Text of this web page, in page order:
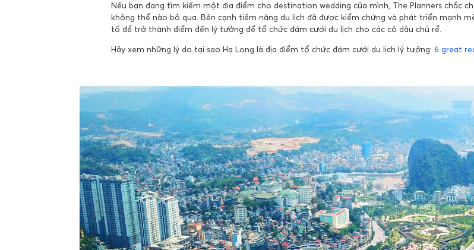
Nếu bạn đang tìm kiếm một địa điểm cho destination wedding của mình, The Planners chắc
không thể nào bỏ qua. Bên cạnh tiềm năng du lịch đã được kiểm chứng và phát triển mạnh
tố để trở thành điểm đến lý tưởng để tổ chức đám cưới du lịch cho các cô dâu chú rể.
Hãy xem những lý do tại sao Hạ Long là địa điểm tổ chức đám cưới du lịch lý tưởng: 6 great